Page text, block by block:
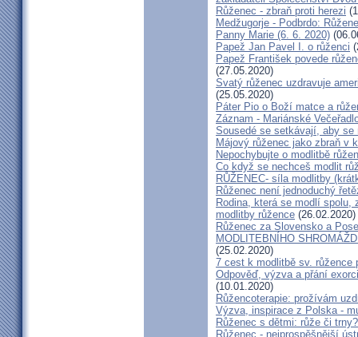
Růženec - zbraň proti herezi
Medžugorje - Podbrdo:
Panny Marie (6. 6. 2020)
Papež Jan Pavel I. o růženci
Papež František povede
(27.05.2020)
Svatý růženec uzdravuje
(25.05.2020)
Páter Pio o Boží matce a
Záznam - Mariánské
Sousedé se setkávají, aby se
Májový růženec jako zbraň v
Nepochybujte o modlitbě
Co když se nechceš modlit
RŮŽENEC- síla modlitby
Růženec není jednoduchý
Rodina, která se modlí
modlitby růžence (26.02.2020)
Růženec za Slovensko a
MODLITEBNÍHO
(25.02.2020)
7 cest k modlitbě sv. růžence
Odpověď, výzva a přání
(10.01.2020)
Růžencoterapie: prožívám
Výzva, inspirace z Polska -
Růženec s dětmi: růže či trny?
Růženec - nejprospěšnější